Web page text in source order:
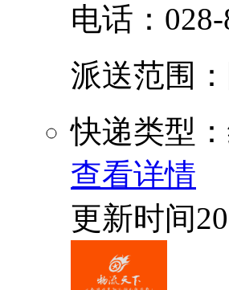
电话：
派送范围
快递类型
查看详情
更新时间